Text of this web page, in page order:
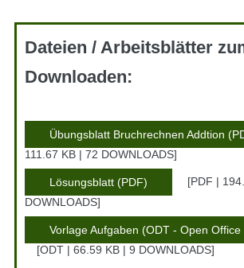
Dateien / Arbeitsblätter
Downloaden:
Übungsblatt Bruchrechnen Addtion
111.67 KB | 72 DOWNLOADS
Lösungsblatt (PDF)
PDF |
DOWNLOADS
Vorlage Aufgaben (ODT - Open Office
ODT | 66.59 KB | 9 DOWNLOADS